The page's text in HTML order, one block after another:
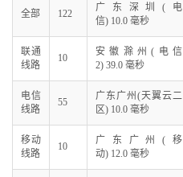
全部 122
广东深圳(电
信) 10.0 毫秒
联通
线路
10
安徽滁州(电信
2) 39.0 毫秒
电信
线路
55
广东广州(天翼云二
区) 10.0 毫秒
移动
线路
10
广东广州(移
动) 12.0 毫秒